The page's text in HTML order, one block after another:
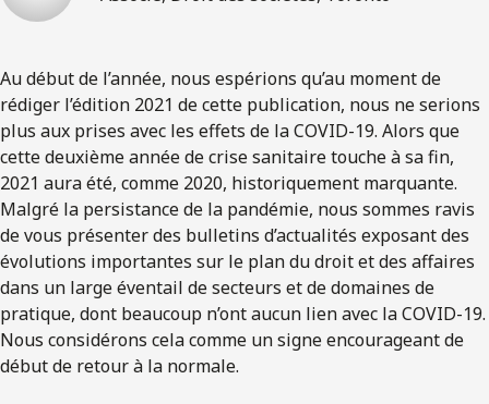
Au début de l’année, nous espérions qu’au moment de
rédiger l’édition 2021 de cette publication, nous ne serions
plus aux prises avec les effets de la COVID-19. Alors que
cette deuxième année de crise sanitaire touche à sa fin,
2021 aura été, comme 2020, historiquement marquante.
Malgré la persistance de la pandémie, nous sommes ravis
de vous présenter des bulletins d’actualités exposant des
évolutions importantes sur le plan du droit et des affaires
dans un large éventail de secteurs et de domaines de
pratique, dont beaucoup n’ont aucun lien avec la COVID-19.
Nous considérons cela comme un signe encourageant de
début de retour à la normale.